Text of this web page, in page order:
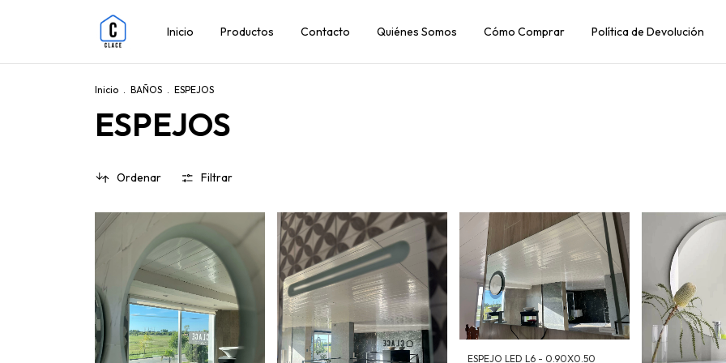
Inicio Productos Contacto Quiénes Somos Cómo Comprar Política de Devolución
Inicio . BAÑOS . ESPEJOS
ESPEJOS
Ordenar Filtrar
ESPEJO LED L6 - 0.90X0.50